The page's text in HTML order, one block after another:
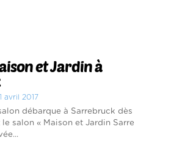
et Jardin à
avril 2017
débarque à Sarrebruck dès
le salon « Maison et Jardin Sarre